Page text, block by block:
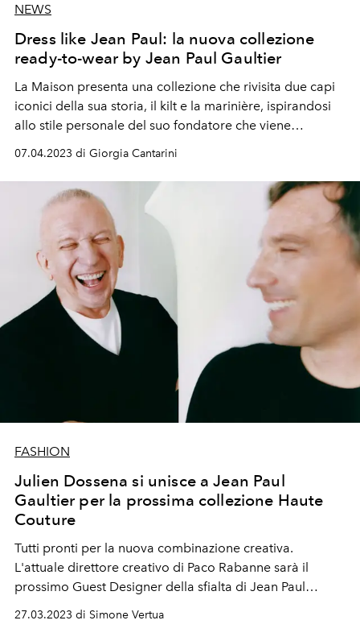
NEWS
Dress like Jean Paul: la nuova collezione
ready-to-wear by Jean Paul Gaultier
La Maison presenta una collezione che rivisita due capi
iconici della sua storia, il kilt e la marinière, ispirandosi
allo stile personale del suo fondatore che viene
interpretato dall'artista performative Alexis Stone
07.04.2023 di Giorgia Cantarini
FASHION
Julien Dossena si unisce a Jean Paul
Gaultier per la prossima collezione Haute
Couture
Tutti pronti per la nuova combinazione creativa.
L'attuale direttore creativo di Paco Rabanne sarà il
prossimo Guest Designer della sfialta di Jean Paul
Gaultier. La loro collezione Haute Couture verrà svelata
27.03.2023 di Simone Vertua